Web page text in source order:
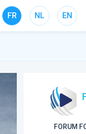
FR NL EN
FORUM